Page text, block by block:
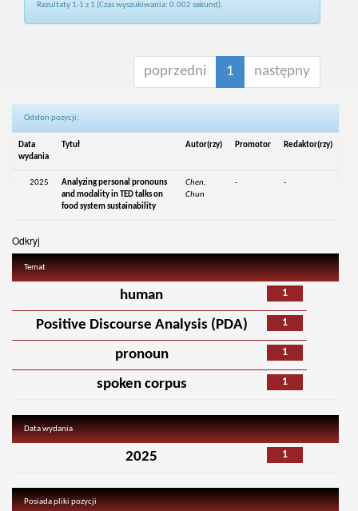
Rezultaty 1-1 z 1 (Czas wyszukiwania: 0.002 sekund).
poprzedni 1 następny
Odsłon pozycji:
Data
wydania
Tytuł Autor(rzy) Promotor Redaktor(rzy)
2025
Analyzing personal pronouns
and modality in TED talks on
food system sustainability
Chen,
Chun
- -
Odkryj
Temat
1
human
1
Positive Discourse Analysis (PDA)
1
pronoun
1
spoken corpus
Data wydania
1
2025
Posiada pliki pozycji